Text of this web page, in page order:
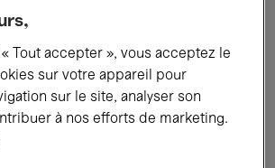
Concerts
Films Performances
Débats
Tout accepter », vous acceptez le
sur votre appareil pour
sur le site, analyser son
à nos efforts de marketing.